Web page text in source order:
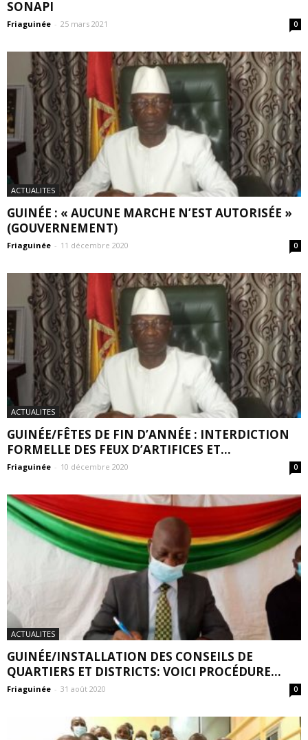
SONAPI
Friaguinée - 25 mars 2021 0
ACTUALITES
GUINÉE : « AUCUNE MARCHE N’EST AUTORISÉE »
(GOUVERNEMENT)
Friaguinée - 11 décembre 2020 0
ACTUALITES
GUINÉE/FÊTES DE FIN D’ANNÉE : INTERDICTION
FORMELLE DES FEUX D’ARTIFICES ET...
Friaguinée - 10 décembre 2020 0
ACTUALITES
GUINÉE/INSTALLATION DES CONSEILS DE
QUARTIERS ET DISTRICTS: VOICI PROCÉDURE...
Friaguinée - 31 août 2020 0